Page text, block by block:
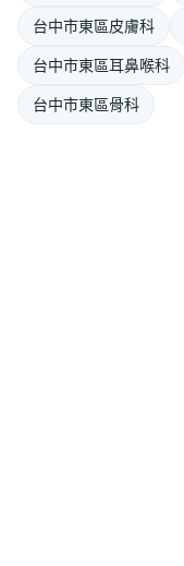
台中市東區皮膚科
台中市東區耳鼻喉科
台中市東區骨科